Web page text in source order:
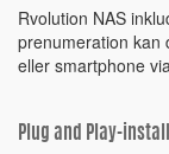
Rvolution NAS
prenumeration kan
eller smartphone
Plug and Play-